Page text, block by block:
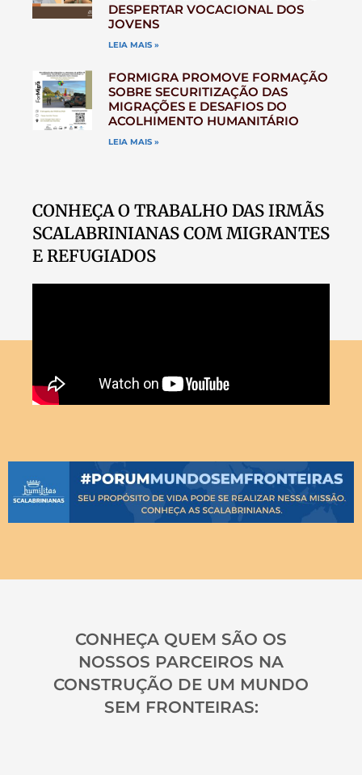
DESPERTAR VOCACIONAL DOS
JOVENS
LEIA MAIS »
FORMIGRA PROMOVE FORMAÇÃO
SOBRE SECURITIZAÇÃO DAS
MIGRAÇÕES E DESAFIOS DO
ACOLHIMENTO HUMANITÁRIO
LEIA MAIS »
CONHEÇA O TRABALHO DAS IRMÃS
SCALABRINIANAS COM MIGRANTES
E REFUGIADOS
CONHEÇA QUEM SÃO OS
NOSSOS PARCEIROS NA
CONSTRUÇÃO DE UM MUNDO
SEM FRONTEIRAS: